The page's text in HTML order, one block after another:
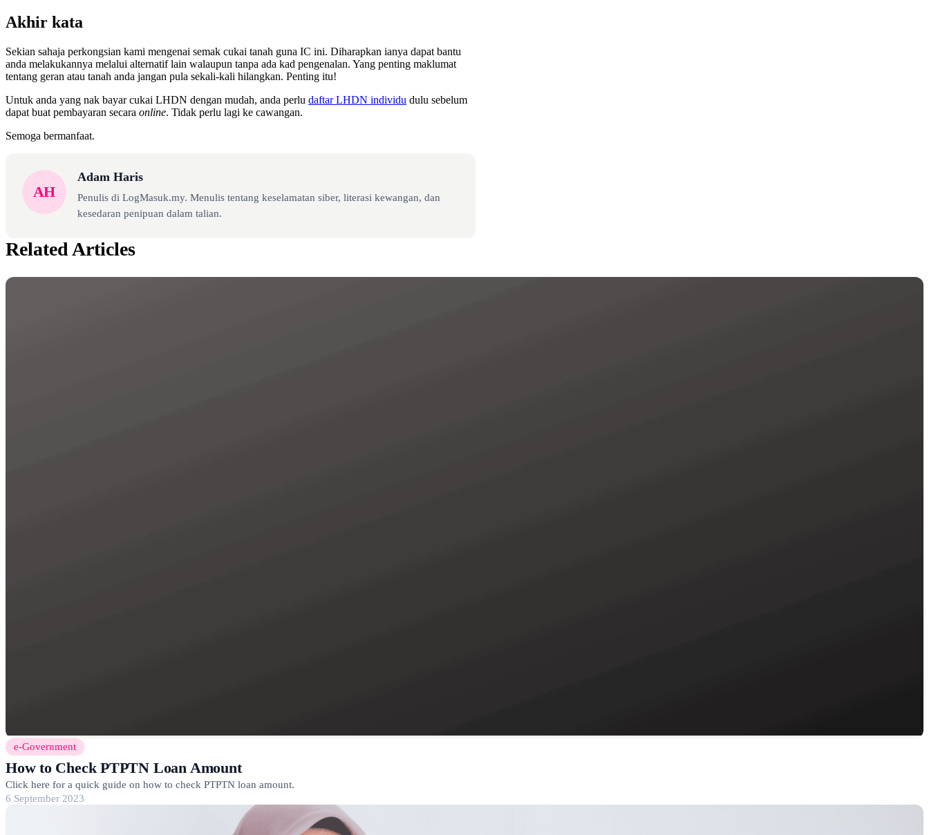
Akhir kata
Sekian sahaja perkongsian kami mengenai semak cukai tanah guna IC ini. Diharapkan ianya dapat bantu
anda melakukannya melalui alternatif lain walaupun tanpa ada kad pengenalan. Yang penting maklumat
tentang geran atau tanah anda jangan pula sekali-kali hilangkan. Penting itu!
Untuk anda yang nak bayar cukai LHDN dengan mudah, anda perlu daftar LHDN individu dulu sebelum
dapat buat pembayaran secara online. Tidak perlu lagi ke cawangan.
Semoga bermanfaat.
AH
Adam Haris
Penulis di LogMasuk.my. Menulis tentang keselamatan siber, literasi kewangan, dan
kesedaran penipuan dalam talian.
Related Articles
e-Government
How to Check PTPTN Loan Amount
Click here for a quick guide on how to check PTPTN loan amount.
6 September 2023